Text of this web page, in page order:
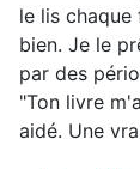
le lis
bien. Je le
par des
"Ton livre
aidé. Une